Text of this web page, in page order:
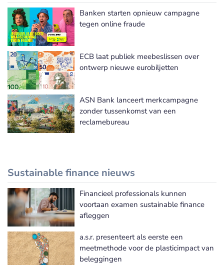
Meer Mediacampagnes nieuws
Banken starten opnieuw campagne
tegen online fraude
ECB laat publiek meebeslissen over
ontwerp nieuwe eurobiljetten
ASN Bank lanceert merkcampagne
zonder tussenkomst van een
reclamebureau
Sustainable finance nieuws
Meer Sustainable finance nieuws
Financieel professionals kunnen
voortaan examen sustainable finance
afleggen
a.s.r. presenteert als eerste een
meetmethode voor de plasticimpact van
beleggingen